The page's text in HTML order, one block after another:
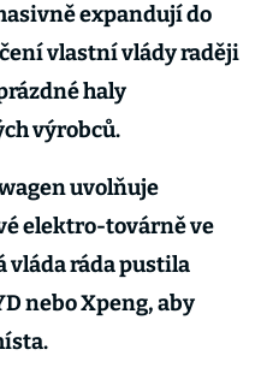
expandují do
vlastní vlády raději
haly
výrobců.
uvolňuje
elektro-továrně ve
vláda ráda pustila
nebo Xpeng, aby